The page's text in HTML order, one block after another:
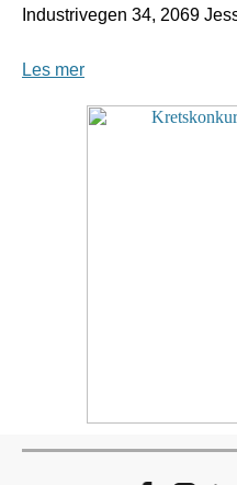
Industrivegen 34, 2069
Les mer